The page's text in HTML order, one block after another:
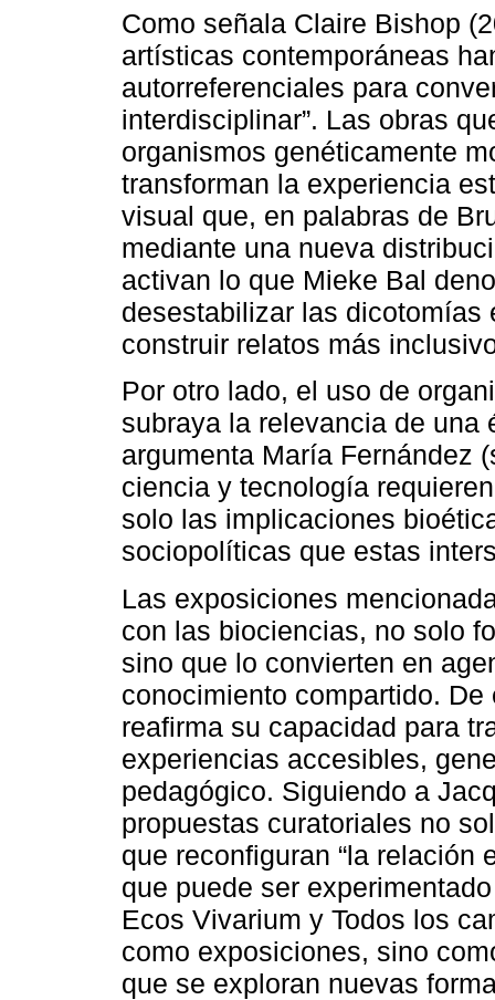
Como señala Claire Bishop
artísticas contemporáneas
autorreferenciales para
interdisciplinar”. Las obras
organismos genéticamente
transforman la experiencia
visual que, en palabras de
mediante una nueva
activan lo que Mieke Bal
desestabilizar las dicotomías
construir relatos más
Por otro lado, el uso de
subraya la relevancia de una
argumenta María Fernández
ciencia y tecnología
solo las implicaciones
sociopolíticas que estas
Las exposiciones
con las biociencias, no solo
sino que lo convierten en
conocimiento compartido.
reafirma su capacidad para
experiencias accesibles,
pedagógico. Siguiendo a
propuestas curatoriales no
que reconfiguran “la relación
que puede ser
Ecos Vivarium y Todos los
como exposiciones, sino
que se exploran nuevas